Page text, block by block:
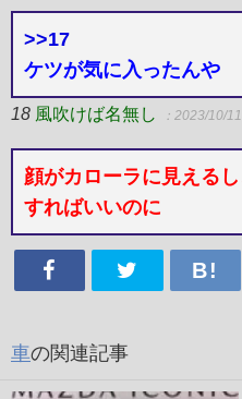
>>17
ケツが気に入ったんや
18 風吹けば名無し ：2023/10/
顔がカローラに見える
すればいいのに
車の関連記事